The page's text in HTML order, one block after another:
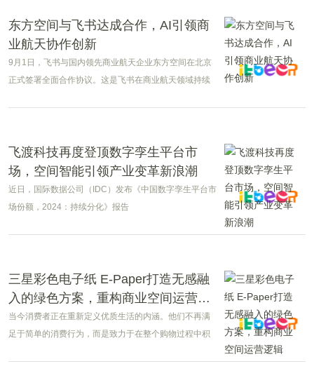
东方空间与飞书达成合作，AI引领商
业航天协作创新
9月1日，飞书与国内领先商业航天企业东方空间在北京
正式签署全面合作协议。这是飞书在商业航天领域持续
飞渡科技再度登顶数字孪生平台市
场，空间智能引领产业变革新浪潮
近日，国际数据公司（IDC）发布《中国数字孪生平台市
场份额，2024：持续分化》报告
生技术赛道。
三星彩色电子纸 E-Paper打造无感融
入的绿色方案，重构商业空间运营逻
辑
当今消费者正在重新定义优质生活的内涵。他们不再满
足于简单的消费行为，而是致力于在整个购物过程中积